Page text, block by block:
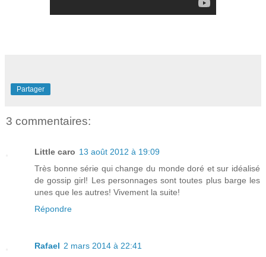
Partager
3 commentaires:
Little caro 13 août 2012 à 19:09
Très bonne série qui change du monde doré et sur idéalisé
de gossip girl! Les personnages sont toutes plus barge les
unes que les autres! Vivement la suite!
Répondre
Rafael 2 mars 2014 à 22:41